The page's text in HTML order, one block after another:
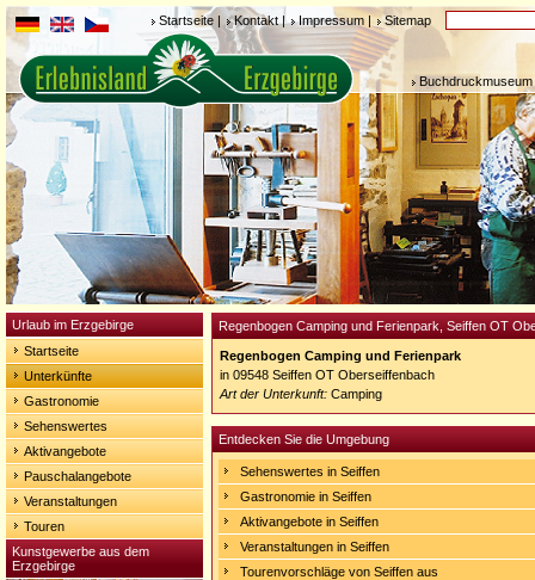
Startseite | Kontakt | Impressum | Sitemap
Urlaub im Erzgebirge
Startseite
Unterkünfte
Gastronomie
Sehenswertes
Aktivangebote
Pauschalangebote
Veranstaltungen
Touren
Kunstgewerbe aus dem
Erzgebirge
Regenbogen Camping und Ferienpark, Seiffen OT
Regenbogen Camping und Ferienpark
in 09548 Seiffen OT Oberseiffenbach
Art der Unterkunft: Camping
Entdecken Sie die Umgebung
Sehenswertes in Seiffen
Gastronomie in Seiffen
Aktivangebote in Seiffen
Veranstaltungen in Seiffen
Tourenvorschläge von Seiffen aus